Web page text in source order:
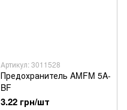
Артикул: 3011528
Предохранитель AMFM 5A-
BF
3.22 грн/шт